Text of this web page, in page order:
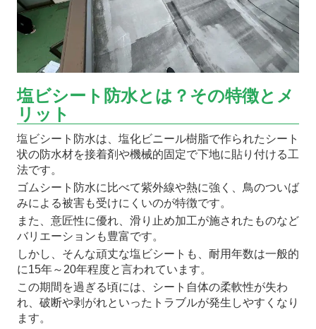
塩ビシート防水とは？その特徴とメ
リット
塩ビシート防水は、塩化ビニール樹脂で作られたシート
状の防水材を接着剤や機械的固定で下地に貼り付ける工
法です。
ゴムシート防水に比べて紫外線や熱に強く、鳥のついば
みによる被害も受けにくいのが特徴です。
また、意匠性に優れ、滑り止め加工が施されたものなど
バリエーションも豊富です。
しかし、そんな頑丈な塩ビシートも、耐用年数は一般的
に15年～20年程度と言われています。
この期間を過ぎる頃には、シート自体の柔軟性が失わ
れ、破断や剥がれといったトラブルが発生しやすくなり
ます。